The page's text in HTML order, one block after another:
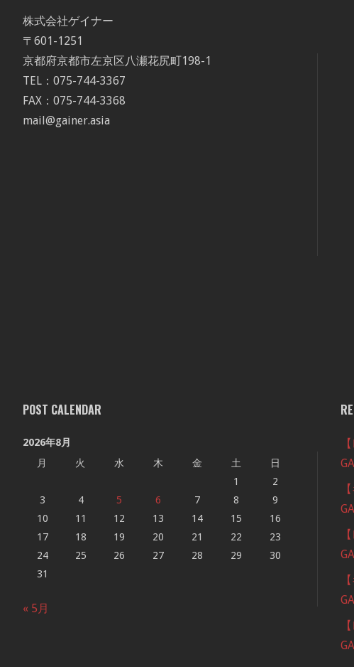
株式会社ゲイナー
〒601-1251
京都府京都市左京区八瀬花尻町198-1
TEL：075-744-3367
FAX：075-744-3368
mail@gainer.asia
POST CALENDAR
2026年8月
月
火 水 木 金 土
日
1
2
3
4 5 6 7 8
9
10
11 12 13 14 15
16
17
18 19 20 21 22
23
24
25 26 27 28 29
30
31
« 5月